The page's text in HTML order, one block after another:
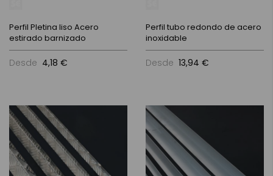
Perfil Pletina liso Acero
estirado barnizado
Desde 4,18 €
Perfil tubo redondo de acero
inoxidable
Desde 13,94 €